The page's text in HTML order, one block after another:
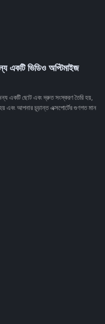
একটি ভিডিও অপ্টিমাইজ
একটি ছোট এবং দ্রুত সংস্করণ তৈরি হয়,
এবং আপনার চূড়ান্ত এক্সপোর্টের গুণগত মান